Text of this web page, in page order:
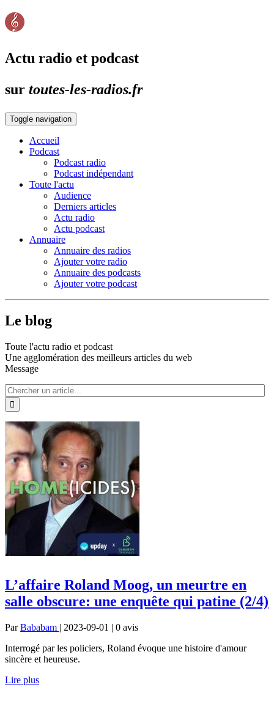
Actu radio et podcast
sur toutes-les-radios.fr
Toggle navigation
Accueil
Podcast
Podcast radio
Podcast indépendant
Toute l'actu
Audience
Derniers articles
Actu radio
Actu podcast
Annuaire
Annuaire des radios
Ajouter votre radio
Annuaire des podcasts
Ajouter votre podcast
Le blog
Toute l'actu radio et podcast
Une agglomération des meilleurs articles du web
Message
L’affaire Roland Moog, un meurtre en
salle obscure: une enquête qui patine (2/4)
ParBababam | 2023-09-01 | 0 avis
Interrogé par les policiers, Roland évoque une histoire d'amour
sincère et heureuse.
Lire plus